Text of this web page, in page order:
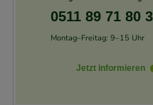
0511 89 71 80
Montag–Freitag: 9–15 Uhr
Jetzt informieren